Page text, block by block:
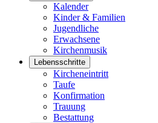
Kalender
Kinder & Familien
Jugendliche
Erwachsene
Kirchenmusik
Lebensschritte
Kircheneintritt
Taufe
Konfirmation
Trauung
Bestattung